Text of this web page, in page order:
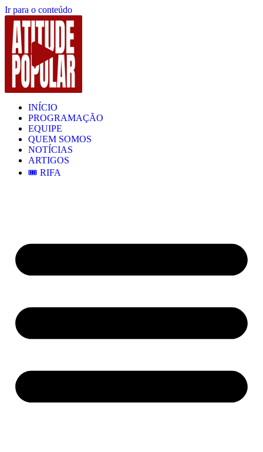
Ir para o conteúdo
INÍCIO
PROGRAMAÇÃO
EQUIPE
QUEM SOMOS
NOTÍCIAS
ARTIGOS
🎟️ RIFA